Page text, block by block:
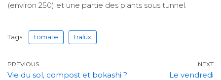
(environ 250) et une partie des plants sous tunnel.
Tags: tomate tralux
PREVIOUS
Vie du sol, compost et bokashi ?
NEXT
Le vendredi